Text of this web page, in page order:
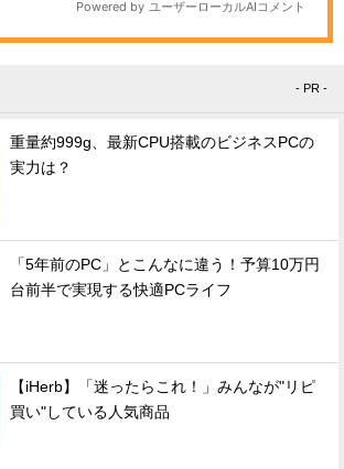
- PR -
重量約999g、最新CPU搭載のビジネスPCの
実力は？
「5年前のPC」とこんなに違う！予算10万円
台前半で実現する快適PCライフ
【iHerb】「迷ったらこれ！」みんなが"リピ
買い"している人気商品